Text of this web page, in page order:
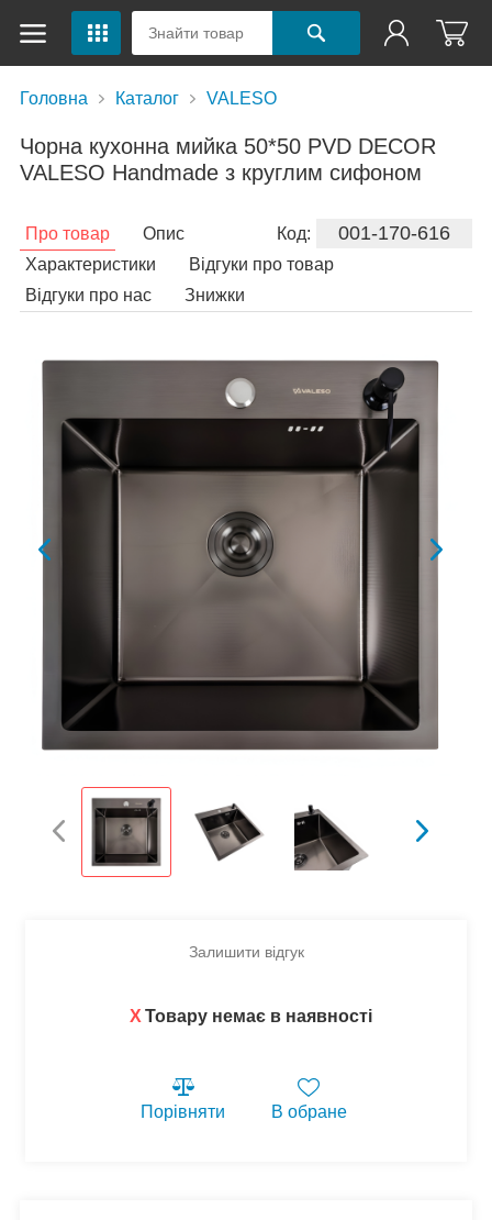
Головна Каталог VALESO
Чорна кухонна мийка 50*50 PVD DECOR
VALESO Handmade з круглим сифоном
Код: 001-170-616
Про товар
Опис
Характеристики
Відгуки про товар
Відгуки про нас
Знижки
Залишити відгук
X Товару немає в наявності
Порівняти В обране